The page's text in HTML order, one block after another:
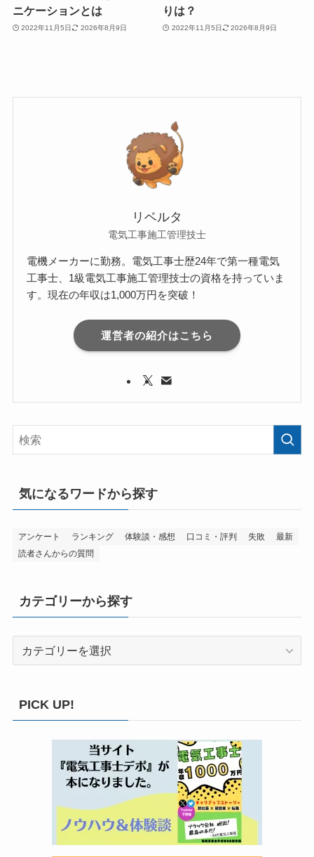
ニケーションとは
2022年11月5日 2026年8月9日
りは？
2022年11月5日 2026年8月9日
リベルタ
電気工事施工管理技士
電機メーカーに勤務。電気工事士歴24年で第一種電気
工事士、1級電気工事施工管理技士の資格を持っていま
す。現在の年収は1,000万円を突破！
運営者の紹介はこちら
気になるワードから探す
アンケート ランキング 体験談・感想 口コミ・評判 失敗
最新
読者さんからの質問
カテゴリーから探す
PICK UP!